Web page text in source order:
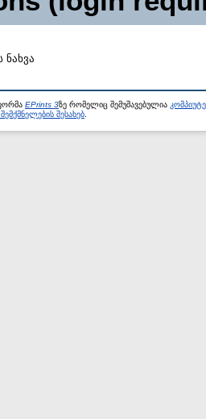
ნახვა
EPrints 3ზე რომელიც შემუშავებულია
შესახებ